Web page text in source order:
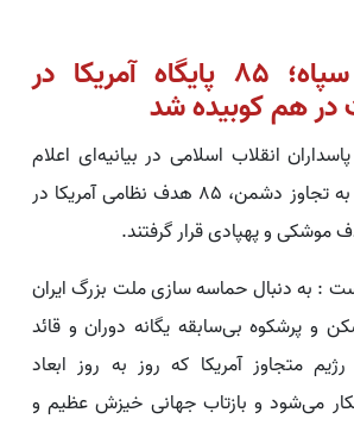
انتقام بزرگ سپاه؛ ۸۵ پایگاه آمریکا در
در هم کوبیده شد
انقلاب اسلامی در بیانیه‌ای اعلام
کرد: در پاسخ اولیه به تجاوز دشمن، 85 هدف نظامی آمریکا در
موشکی و پهپادی قرار گرفتند.
: به دنبال حماسه سازی ملت بزرگ ایران
و پرشکوه بی‌سابقه یگانه دوران و قائد
متجاوز آمریکا که روز به روز ابعاد
می‌شود و بازتاب جهانی خیزش عظیم و